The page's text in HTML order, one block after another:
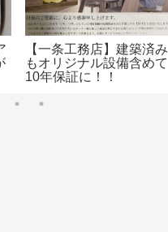
【一条工務店】建築済み
もオリジナル設備含めて
10年保証に！！